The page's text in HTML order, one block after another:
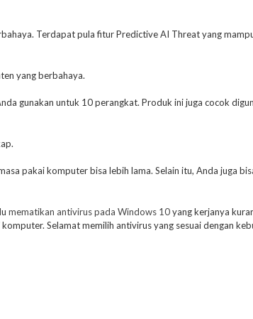
Terdapat pula fitur Predictive AI Threat yang
yang berbahaya.
gunakan untuk 10 perangkat. Produk ini juga cocok
pakai komputer bisa lebih lama. Selain itu, Anda juga
mematikan antivirus pada Windows 10yang kerjanya
Selamat memilih antivirus yang sesuai dengan